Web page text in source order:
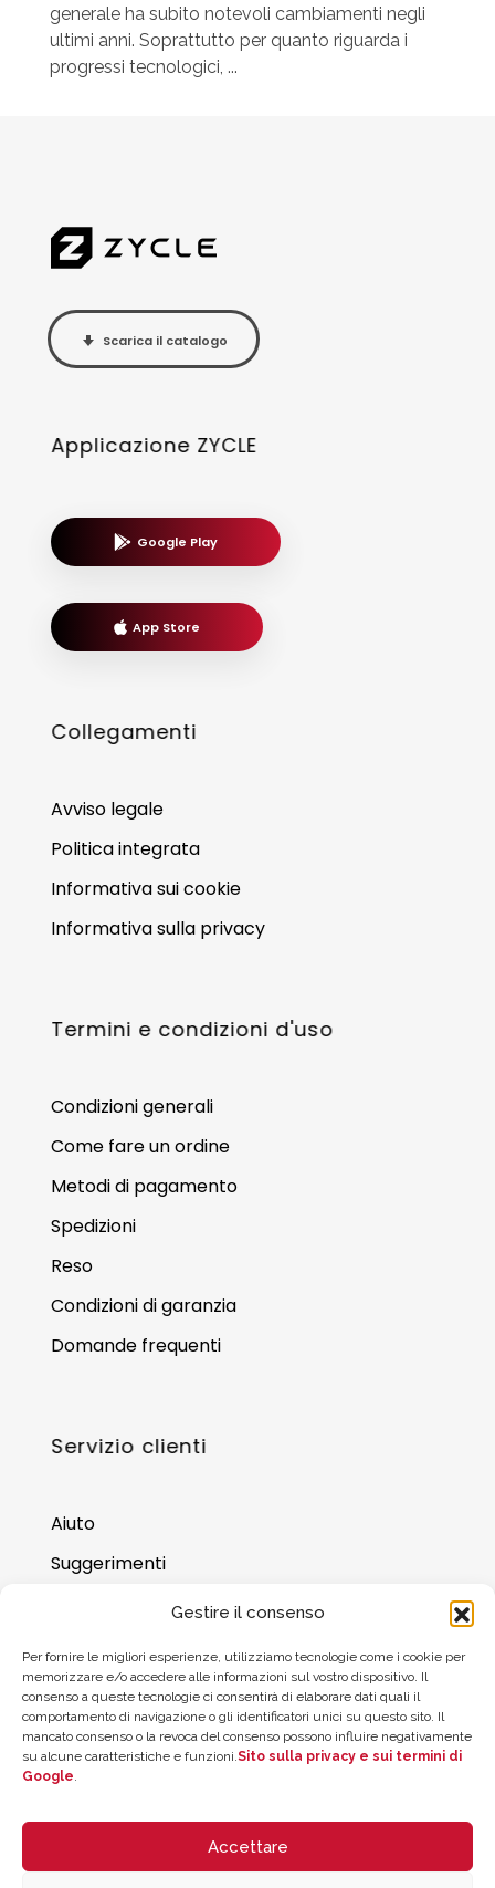
Gestire il consenso
Per fornire le migliori esperienze, utilizziamo tecnologie come i cookie per
memorizzare e/o accedere alle informazioni sul vostro dispositivo. Il
consenso a queste tecnologie ci consentirà di elaborare dati quali il
comportamento di navigazione o gli identificatori unici su questo sito. Il
mancato consenso o la revoca del consenso possono influire negativamente
su alcune caratteristiche e funzioni.Sito sulla privacy e sui termini di
Google.
Accettare
generale ha subito notevoli cambiamenti negli
ultimi anni. Soprattutto per quanto riguarda i
progressi tecnologici, ...
Scarica il catalogo
Applicazione ZYCLE
Google Play
App Store
Collegamenti
Avviso legale
Politica integrata
Informativa sui cookie
Informativa sulla privacy
Termini e condizioni d'uso
Condizioni generali
Come fare un ordine
Metodi di pagamento
Spedizioni
Reso
Condizioni di garanzia
Domande frequenti
Servizio clienti
Aiuto
Suggerimenti